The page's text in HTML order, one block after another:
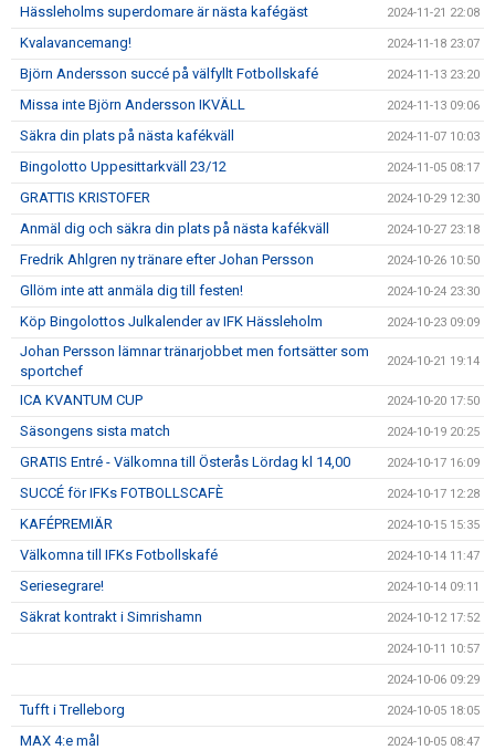
Hässleholms superdomare är nästa kafégäst 2024-11-21 22:08
Kvalavancemang! 2024-11-18 23:07
Björn Andersson succé på välfyllt Fotbollskafé 2024-11-13 23:20
Missa inte Björn Andersson IKVÄLL 2024-11-13 09:06
Säkra din plats på nästa kafékväll 2024-11-07 10:03
Bingolotto Uppesittarkväll 23/12 2024-11-05 08:17
GRATTIS KRISTOFER 2024-10-29 12:30
Anmäl dig och säkra din plats på nästa kafékväll 2024-10-27 23:18
Fredrik Ahlgren ny tränare efter Johan Persson 2024-10-26 10:50
Gllöm inte att anmäla dig till festen! 2024-10-24 23:30
Köp Bingolottos Julkalender av IFK Hässleholm 2024-10-23 09:09
Johan Persson lämnar tränarjobbet men fortsätter som
sportchef
2024-10-21 19:14
ICA KVANTUM CUP 2024-10-20 17:50
Säsongens sista match 2024-10-19 20:25
GRATIS Entré - Välkomna till Österås Lördag kl 14,00 2024-10-17 16:09
SUCCÉ för IFKs FOTBOLLSCAFÈ 2024-10-17 12:28
KAFÉPREMIÄR 2024-10-15 15:35
Välkomna till IFKs Fotbollskafé 2024-10-14 11:47
Seriesegrare! 2024-10-14 09:11
Säkrat kontrakt i Simrishamn 2024-10-12 17:52
2024-10-11 10:57
2024-10-06 09:29
Tufft i Trelleborg 2024-10-05 18:05
MAX 4:e mål 2024-10-05 08:47